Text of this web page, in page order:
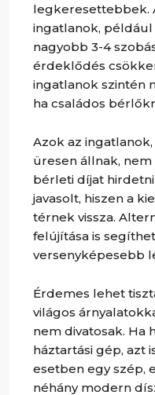
legkeresettebbek.
ingatlanok, például
nagyobb 3-4
érdeklődés
ingatlanok szintén
ha családos
Azok az
üresen állnak,
bérleti díjat
javasolt, hiszen a
térnek vissza.
felújítása is
versenyképesebb
Érdemes lehet
világos
nem divatosak. Ha
háztartási gép, azt
esetben egy szép,
néhány modern